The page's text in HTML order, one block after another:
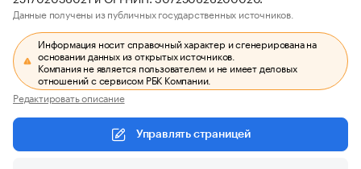
Данные получены из публичных государственных источников.
Информация носит справочный характер и сгенерирована на
основании данных из открытых источников.
Компания не является пользователем и не имеет деловых
отношений с сервисом РБК Компании.
Редактировать описание
Управлять страницей